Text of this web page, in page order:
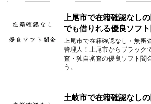
上尾市で在籍確認なし
でも借りれる優良ソフ
上尾市で在籍確認なし・無審
管理人！上尾市からブラック
査・独自審査の優良ソフト闇
う。
土岐市で在籍確認なし